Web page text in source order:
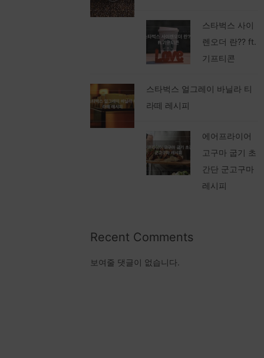
스타벅스 사이
렌오더 란?? ft.
기프티콘
스타벅스 얼그레이 바닐라 티
라떼 레시피
에어프라이어
고구마 굽기 초
간단 군고구마
레시피
Recent Comments
보여줄 댓글이 없습니다.